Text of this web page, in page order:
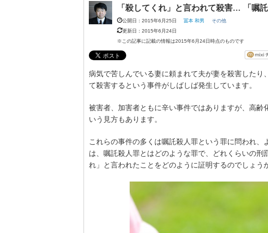
「殺してくれ」と言われて殺害… 「嘱
公開日：2015年6月25日 冨本 和男
その他
更新日：2015年6月24日
※この記事に記載の情報は2015年6月24日時点のものです
病気で苦しんでいる妻に頼まれて夫が妻を殺害した
て殺害するという事件がしばしば発生しています。
被害者、加害者ともに辛い事件ではありますが、高齢
いう見方もあります。
これらの事件の多くは嘱託殺人罪という罪に問われ
は、嘱託殺人罪とはどのような罪で、どれくらいの刑
れ」と言われたことをどのように証明するのでしょう